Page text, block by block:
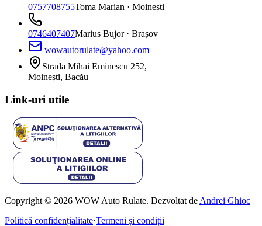
0757708755Toma Marian · Moinești
0746407407Marius Bujor · Brașov
wowautorulate@yahoo.com
Strada Mihai Eminescu 252,
Moinești, Bacău
Link-uri utile
Copyright © 2026 WOW Auto Rulate. Dezvoltat de Andrei Ghioc
Politică confidențialitate·Termeni și condiții